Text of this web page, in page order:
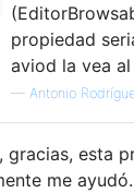
propiedad
aviod la vea
— Antonio
gracias, esta
me